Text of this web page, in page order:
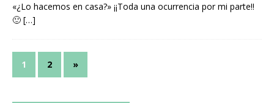
«¿Lo hacemos en casa?» ¡¡Toda una ocurrencia por mi parte!!
🙂 […]
1 2 »